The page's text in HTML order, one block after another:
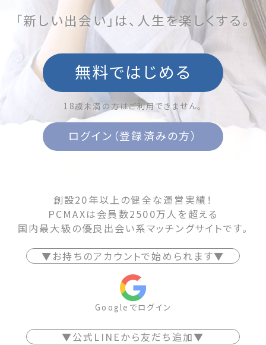
「新しい出会い」は、人生を楽しくする。
無料ではじめる
18歳未満の方はご利用できません。
ログイン（登録済みの方）
創設20年以上の健全な運営実績！
PCMAXは会員数2500万人を超える
国内最大級の優良出会い系マッチングサイトです。
▼お持ちのアカウントで始められます▼
Googleでログイン
▼公式LINEから友だち追加▼